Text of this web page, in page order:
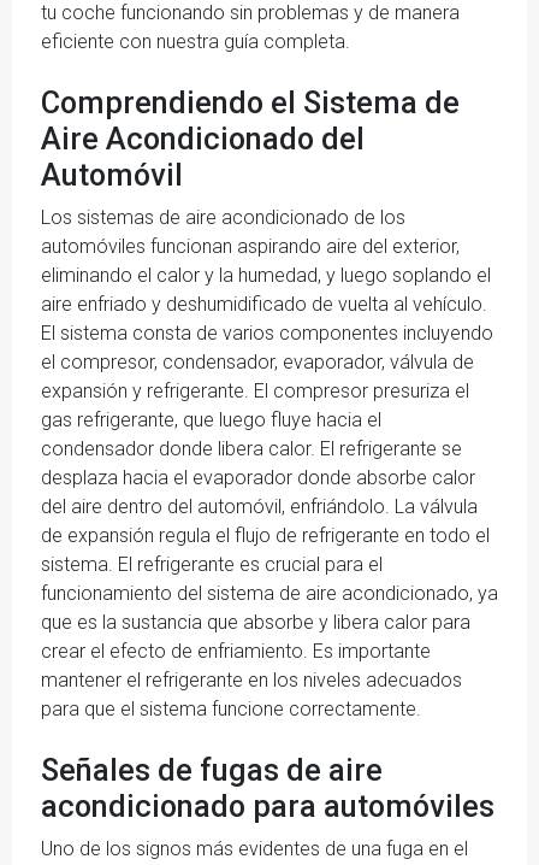
tu coche funcionando sin problemas y de manera
eficiente con nuestra guía completa.
Comprendiendo el Sistema de
Aire Acondicionado del
Automóvil
Los sistemas de aire acondicionado de los
automóviles funcionan aspirando aire del exterior,
eliminando el calor y la humedad, y luego soplando el
aire enfriado y deshumidificado de vuelta al vehículo.
El sistema consta de varios componentes incluyendo
el compresor, condensador, evaporador, válvula de
expansión y refrigerante. El compresor presuriza el
gas refrigerante, que luego fluye hacia el
condensador donde libera calor. El refrigerante se
desplaza hacia el evaporador donde absorbe calor
del aire dentro del automóvil, enfriándolo. La válvula
de expansión regula el flujo de refrigerante en todo el
sistema. El refrigerante es crucial para el
funcionamiento del sistema de aire acondicionado, ya
que es la sustancia que absorbe y libera calor para
crear el efecto de enfriamiento. Es importante
mantener el refrigerante en los niveles adecuados
para que el sistema funcione correctamente.
Señales de fugas de aire
acondicionado para automóviles
Uno de los signos más evidentes de una fuga en el